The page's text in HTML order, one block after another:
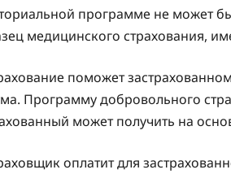
программе не может
медицинского страхования,
поможет
Программу добровольного
может получить на
оплатит для